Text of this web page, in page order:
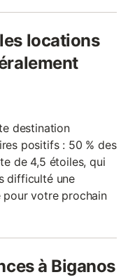
locations
destination
positifs : 50 % des
de 4,5 étoiles, qui
difficulté une
votre prochain
à Biganos